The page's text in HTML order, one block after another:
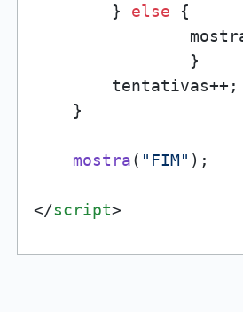
        }
else {
                }
        tentativas++;
    }
mostra( "FIM" );
</script>